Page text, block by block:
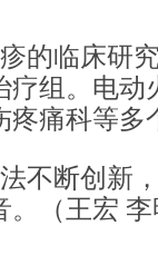
的临床研
疗组。电动
疼痛科等多
不断创新
。（王宏